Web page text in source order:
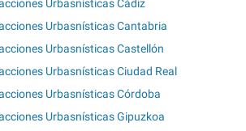
Urbasnísticas Cádiz
Urbasnísticas Cantabria
Urbasnísticas Castellón
Urbasnísticas Ciudad Real
Urbasnísticas Córdoba
Urbasnísticas Gipuzkoa